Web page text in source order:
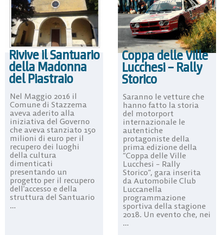
Rivive il Santuario
della Madonna
del Piastraio
Nel Maggio 2016 il
Comune di Stazzema
aveva aderito alla
iniziativa del Governo
che aveva stanziato 150
milioni di euro per il
recupero dei luoghi
della cultura
dimenticati
presentando un
progetto per il recupero
dell’accesso e della
struttura del Santuario
...
Coppa delle Ville
Lucchesi – Rally
Storico
Saranno le vetture che
hanno fatto la storia
del motorport
internazionale le
autentiche
protagoniste della
prima edizione della
“Coppa delle Ville
Lucchesi – Rally
Storico“, gara inserita
da Automobile Club
Luccanella
programmazione
sportiva della stagione
2018. Un evento che, nei
...